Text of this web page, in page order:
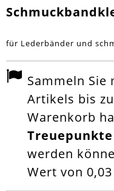
für Lederbänder und
Sammeln Sie
Artikels bis zu
Warenkorb
Treuepunkte
werden
Wert von